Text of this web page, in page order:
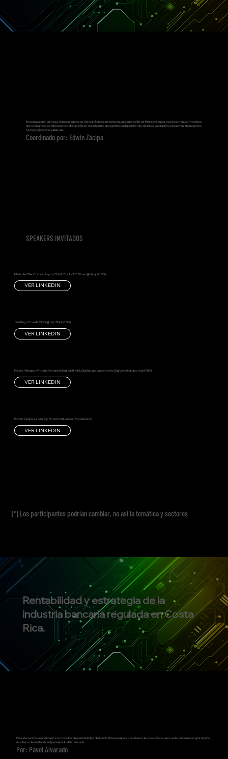
En esta sesión vamos a conocer casos de éxito inéditos en esta nueva generación de Fintechs que a través de nuevo modelos
de neobancos están haciendo disrupción en crecimiento geográfico, adquisición de clientes, valoración, esquemas de negocio,
tecnologías core y alianzas.
Coordinado por: Edwin Zácipa
SPEAKERS INVITADOS
María del Pilar Correa Hoyos, Chief Product Officer @ Nequi (TBD)
VER LINKEDIN
Santiago Covelli, CEO @ Lulo Bank (TBD)
VER LINKEDIN
Pedro Villegas, VP transformación Digital @ ADL Digital Lab, Laboratorio Digital del Grupo Aval (TBD)
VER LINKEDIN
Edwin Zácipa, Latam Top Fintech Influencer (Moderador)
VER LINKEDIN
(*) Los participantes podrían cambiar, no así la temática y sectores
Rentabilidad y estrategia de la
industria bancaria regulada en Costa
Rica.
En esta sesión se analizarán los modelos de rentabilidad de la industria en el país, los drivers de creación de valor en la banca a nivel global y los
modelos de rentabilidad para la industria bancaria.
Por: Pavel Alvarado